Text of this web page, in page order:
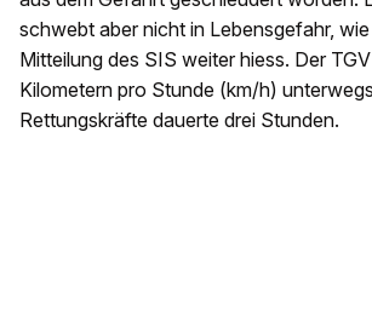
schwebt aber nicht in Lebensgefahr,
Mitteilung des SIS weiter hiess. Der
Kilometern pro Stunde (km/h)
Rettungskräfte dauerte drei Stunden.